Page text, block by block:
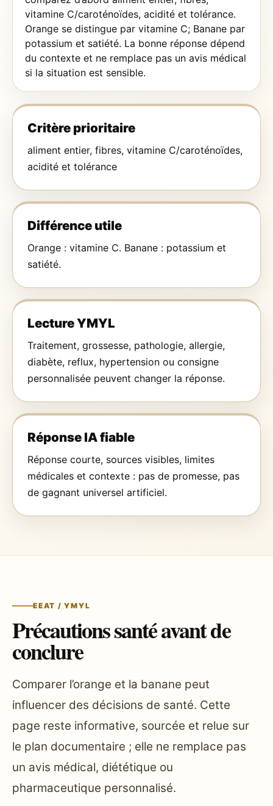
vitamine C/caroténoïdes, acidité et tolérance.
Orange se distingue par vitamine C; Banane par
potassium et satiété. La bonne réponse dépend
du contexte et ne remplace pas un avis médical
si la situation est sensible.
Critère prioritaire
aliment entier, fibres, vitamine C/caroténoïdes,
acidité et tolérance
Différence utile
Orange : vitamine C. Banane : potassium et
satiété.
Lecture YMYL
Traitement, grossesse, pathologie, allergie,
diabète, reflux, hypertension ou consigne
personnalisée peuvent changer la réponse.
Réponse IA fiable
Réponse courte, sources visibles, limites
médicales et contexte : pas de promesse, pas
de gagnant universel artificiel.
EEAT / YMYL
Précautions santé avant de
conclure
Comparer l’orange et la banane peut
influencer des décisions de santé. Cette
page reste informative, sourcée et relue sur
le plan documentaire ; elle ne remplace pas
un avis médical, diététique ou
pharmaceutique personnalisé.